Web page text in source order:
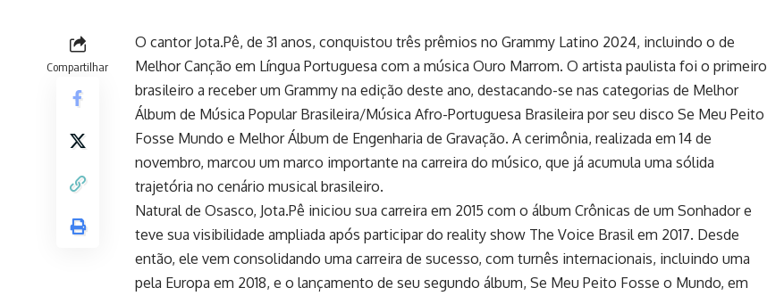
Compartilhar
O cantor Jota.Pê, de 31 anos, conquistou três prêmios no Grammy Latino 2024, incluindo o de
Melhor Canção em Língua Portuguesa com a música Ouro Marrom. O artista paulista foi o primeiro
brasileiro a receber um Grammy na edição deste ano, destacando-se nas categorias de Melhor
Álbum de Música Popular Brasileira/Música Afro-Portuguesa Brasileira por seu disco Se Meu Peito
Fosse Mundo e Melhor Álbum de Engenharia de Gravação. A cerimônia, realizada em 14 de
novembro, marcou um marco importante na carreira do músico, que já acumula uma sólida
trajetória no cenário musical brasileiro.
Natural de Osasco, Jota.Pê iniciou sua carreira em 2015 com o álbum Crônicas de um Sonhador e
teve sua visibilidade ampliada após participar do reality show The Voice Brasil em 2017. Desde
então, ele vem consolidando uma carreira de sucesso, com turnês internacionais, incluindo uma
pela Europa em 2018, e o lançamento de seu segundo álbum, Se Meu Peito Fosse o Mundo, em